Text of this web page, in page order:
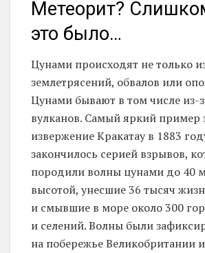
Метеорит?
это было…
Цунами происходят не только
землетрясений, обвалов или
Цунами бывают в том числе из-
вулканов. Самый яркий пример
извержение Кракатау в 1883
закончилось серией взрывов,
породили волны цунами до 40
высотой, унесшие 36 тысяч
и смывшие в море около 300
и селений. Волны были
на побережье Великобритании